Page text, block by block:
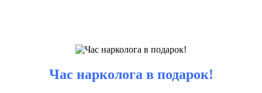
Час нарколога в подарок!